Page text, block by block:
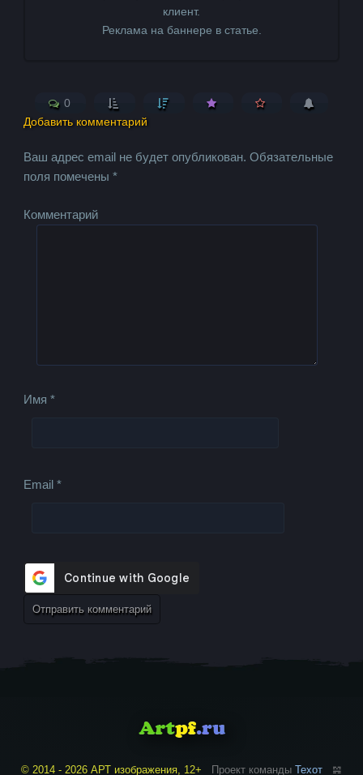
клиент.
Реклама на баннере в статье.
0
Добавить комментарий
Ваш адрес email не будет опубликован. Обязательные
поля помечены*
Комментарий
Имя*
Email*
© 2014 - 2026 АРТ изображения, 12+ Проект команды Техот 𝌴